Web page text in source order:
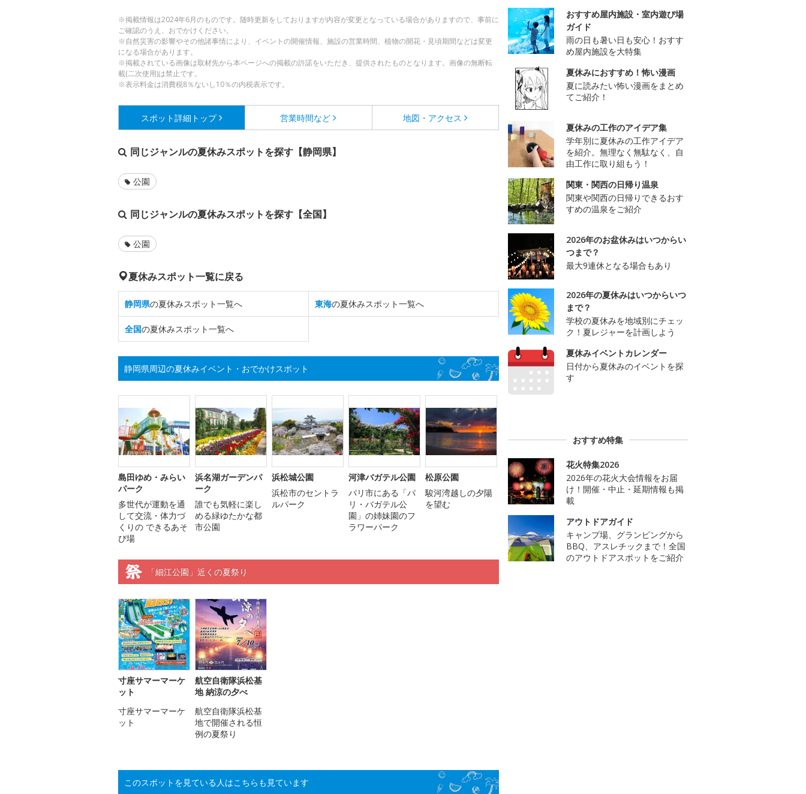
※掲載情報は2024年6月のものです。随時更新をしておりますが内容が変更となっている場合がありますので、事前に
ご確認のうえ、おでかけください。
※自然災害の影響やその他諸事情により、イベントの開催情報、施設の営業時間、植物の開花・見頃期間などは変更
になる場合があります。
※掲載されている画像は取材先から本ページへの掲載の許諾をいただき、提供されたものとなります。画像の無断転
載(二次使用)は禁止です。
※表示料金は消費税8％ないし10％の内税表示です。
スポット詳細 トップ 営業時間など 地図・アクセス
同じジャンルの夏休みスポットを探す【静岡県】
公園
同じジャンルの夏休みスポットを探す【全国】
公園
夏休みスポット一覧に戻る
静岡県の夏休みスポット一覧へ 東海の夏休みスポット一覧へ
全国の夏休みスポット一覧へ
静岡県周辺の夏休みイベント・おでかけスポット
島田ゆめ・みらい
パーク
多世代が運動を通
して交流・体力づ
くりの できるあそ
び場
浜名湖ガーデンパ
ーク
誰でも気軽に楽し
める緑ゆたかな都
市公園
浜松城公園
浜松市のセントラ
ルパーク
河津バガテル公園
パリ市にある「パ
リ・バガテル公
園」の姉妹園のフ
ラワーパーク
松原公園
駿河湾越しの夕陽
を望む
「細江公園」近くの夏祭り
寸座サマーマーケ
ット
寸座サマーマーケ
ット
航空自衛隊浜松基
地 納涼の夕べ
航空自衛隊浜松基
地で開催される恒
例の夏祭り
このスポットを見ている人はこちらも見ています
おすすめ屋内施設・室内遊び場
ガイド
雨の日も暑い日も安心！おすす
め屋内施設を大特集
夏休みにおすすめ！怖い漫画
夏に読みたい怖い漫画をまとめ
てご紹介！
夏休みの工作のアイデア集
学年別に夏休みの工作アイデア
を紹介。無理なく無駄なく、自
由工作に取り組もう！
関東・関西の日帰り温泉
関東や関西の日帰りできるおす
すめの温泉をご紹介
2026年のお盆休みはいつからい
つまで？
最大9連休となる場合もあり
2026年の夏休みはいつからいつ
まで？
学校の夏休みを地域別にチェッ
ク！夏レジャーを計画しよう
夏休みイベントカレンダー
日付から夏休みのイベントを探
す
おすすめ特集
花火特集2026
2026年の花火大会情報をお届
け！開催・中止・延期情報も掲
載
アウトドアガイド
キャンプ場、グランピングから
BBQ、アスレチックまで！全国
のアウトドアスポットをご紹介